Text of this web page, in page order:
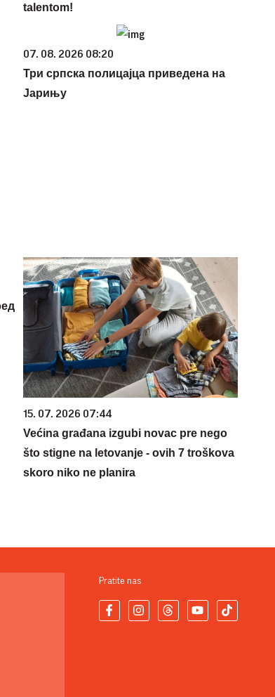
talentom!
07. 08. 2026 08:20
Три српска полицајца приведена на
Јарињу
15. 07. 2026 07:44
Većina građana izgubi novac pre nego
što stigne na letovanje - ovih 7 troškova
skoro niko ne planira
Pratite nas